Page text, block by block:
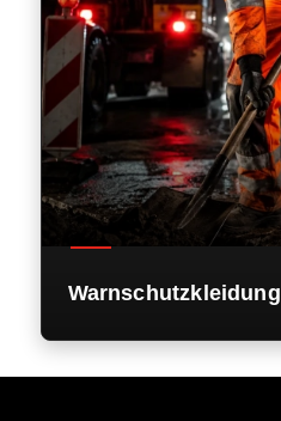
Warnschutzkleidung